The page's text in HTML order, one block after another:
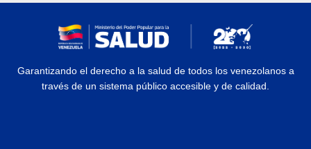
Garantizando el derecho a la salud de todos los venezolanos a
través de un sistema público accesible y de calidad.